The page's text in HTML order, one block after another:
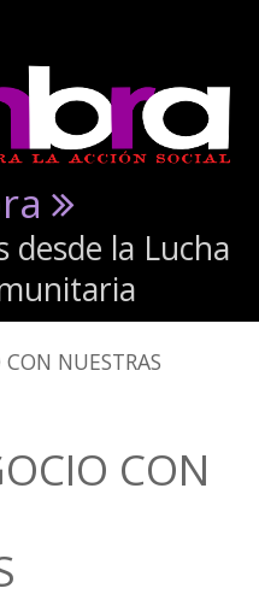
desde la Lucha
aquí
NUESTRAS
CON